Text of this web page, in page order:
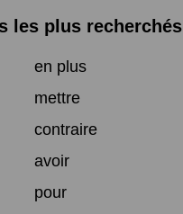
les plus recherchés
en plus
mettre
contraire
avoir
pour